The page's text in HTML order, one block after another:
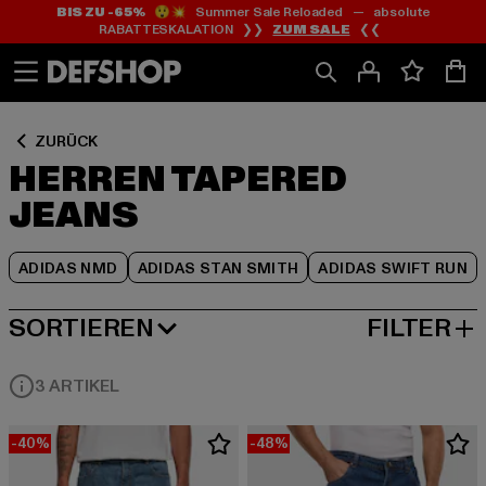
Zum
Inhalt
springen
Zum
Fußzeile
springen
BIS ZU -65%😲💥 Summer Sale Reloaded — absolute
RABATTESKALATION ❯❯ ZUM SALE ❮❮
ZURÜCK
HERREN TAPERED
JEANS
ADIDAS NMD ADIDAS STAN SMITH ADIDAS SWIFT RUN
Zum
Produktraster
springen
SORTIEREN
BELIEBTESTE FILTER
3 ARTIKEL
-40% -48%